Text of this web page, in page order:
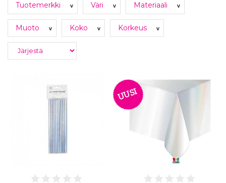
Tuotemerkki v Väri v Materiaali v
Muoto v Koko v Korkeus v
UUSI